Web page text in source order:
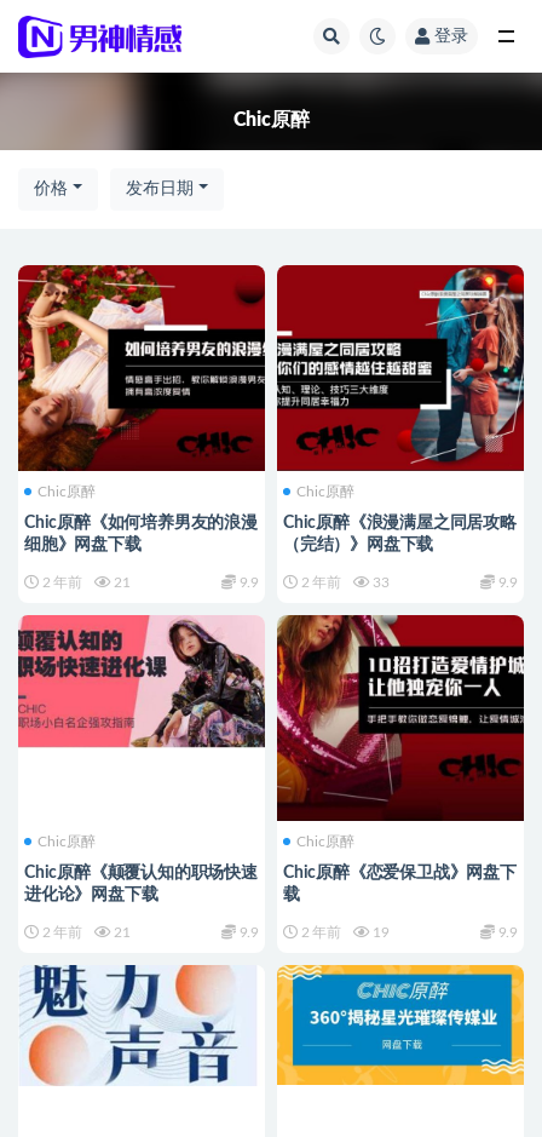
登录
Chic原醉
价格 发布日期
Chic原醉
Chic原醉《如何培养男友的浪漫
细胞》网盘下载
2 年前 21 9.9
Chic原醉
Chic原醉《浪漫满屋之同居攻略
（完结）》网盘下载
2 年前 33 9.9
Chic原醉
Chic原醉《颠覆认知的职场快速
进化论》网盘下载
2 年前 21 9.9
Chic原醉
Chic原醉《恋爱保卫战》网盘下
载
2 年前 19 9.9